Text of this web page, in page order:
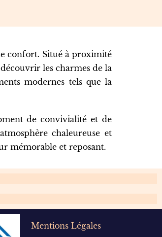
confort. Situé à proximité
les charmes de la
modernes tels que la
de convivialité et de
chaleureuse et
mémorable et reposant.
Mentions Légales